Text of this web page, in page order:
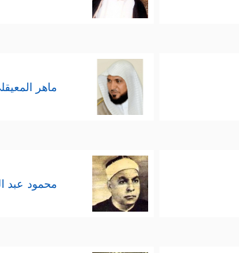
ماهر
محمود عبد